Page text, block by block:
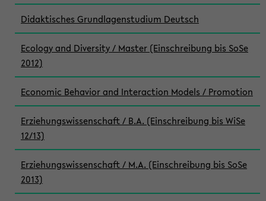
Didaktisches Grundlagenstudium Deutsch
Ecology and Diversity / Master (Einschreibung bis SoSe
2012)
Economic Behavior and Interaction Models / Promotion
Erziehungswissenschaft / B.A. (Einschreibung bis WiSe
12/13)
Erziehungswissenschaft / M.A. (Einschreibung bis SoSe
2013)